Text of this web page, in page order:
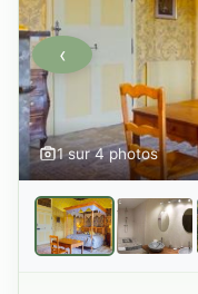
1 sur 4 photos
‹